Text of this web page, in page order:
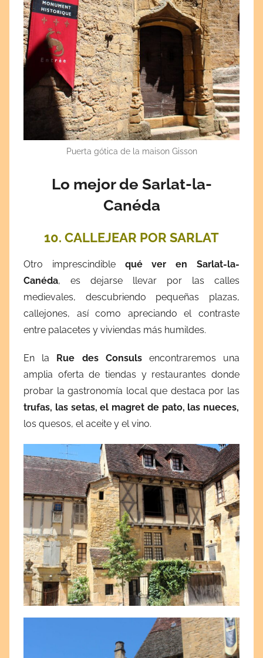
Puerta gótica de la maison Gisson
Lo mejor de Sarlat-la-
Canéda
10. CALLEJEAR POR SARLAT
Otro imprescindible qué ver en Sarlat-la-
Canéda, es dejarse llevar por las calles
medievales, descubriendo pequeñas plazas,
callejones, así como apreciando el contraste
entre palacetes y viviendas más humildes.
En la Rue des Consuls encontraremos una
amplia oferta de tiendas y restaurantes donde
probar la gastronomía local que destaca por las
trufas, las setas, el magret de pato, las nueces,
los quesos, el aceite y el vino.